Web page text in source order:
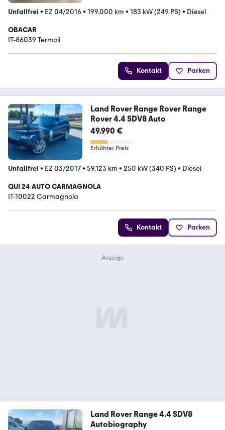
Unfallfrei • EZ 04/2016• 199.000 km • 183 kW (249 PS) • Diesel
OBACAR
IT-86039 Termoli
Kontakt Parken
Land Rover Range Rover Range
Rover 4.4 SDV8 Auto
49.990 €
Erhöhter Preis
Unfallfrei • EZ 03/2017• 59.123 km • 250 kW (340 PS) • Diesel
QUI 24 AUTO CARMAGNOLA
IT-10022 Carmagnola
Kontakt Parken
Land Rover Range 4.4 SDV8
Autobiography